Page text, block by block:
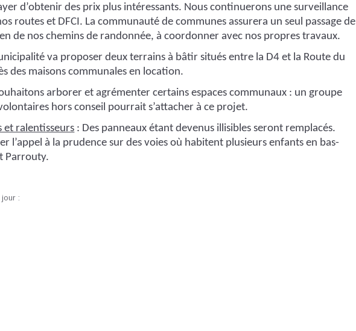
d’obtenir des prix plus intéressants. Nous continuerons une surveillance
routes et DFCI. La communauté de communes assurera un seul passage de
de nos chemins de randonnée, à coordonner avec nos propres travaux.
va proposer deux terrains à bâtir situés entre la D4 et la Route du
des maisons communales en location.
arborer et agrémenter certains espaces communaux : un groupe
hors conseil pourrait s’attacher à ce projet.
et ralentisseurs : Des panneaux étant devenus illisibles seront remplacés.
l’appel à la prudence sur des voies où habitent plusieurs enfants en bas-
Parrouty.
: